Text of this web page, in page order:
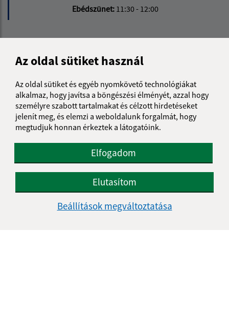
Az oldal sütiket használ
Az oldal sütiket és egyéb nyomkövető technológiákat
alkalmaz, hogy javítsa a böngészési élményét, azzal hogy
személyre szabott tartalmakat és célzott hirdetéseket
jelenít meg, és elemzi a weboldalunk forgalmát, hogy
megtudjuk honnan érkeztek a látogatóink.
Elfogadom
Elutasítom
Beállítások megváltoztatása
Ebédszünet: 11:30 - 12:00
Obecný úrad Meliata
049 12 Gemerská Hôrka
info@meliata.sk
+421 58 7921 195